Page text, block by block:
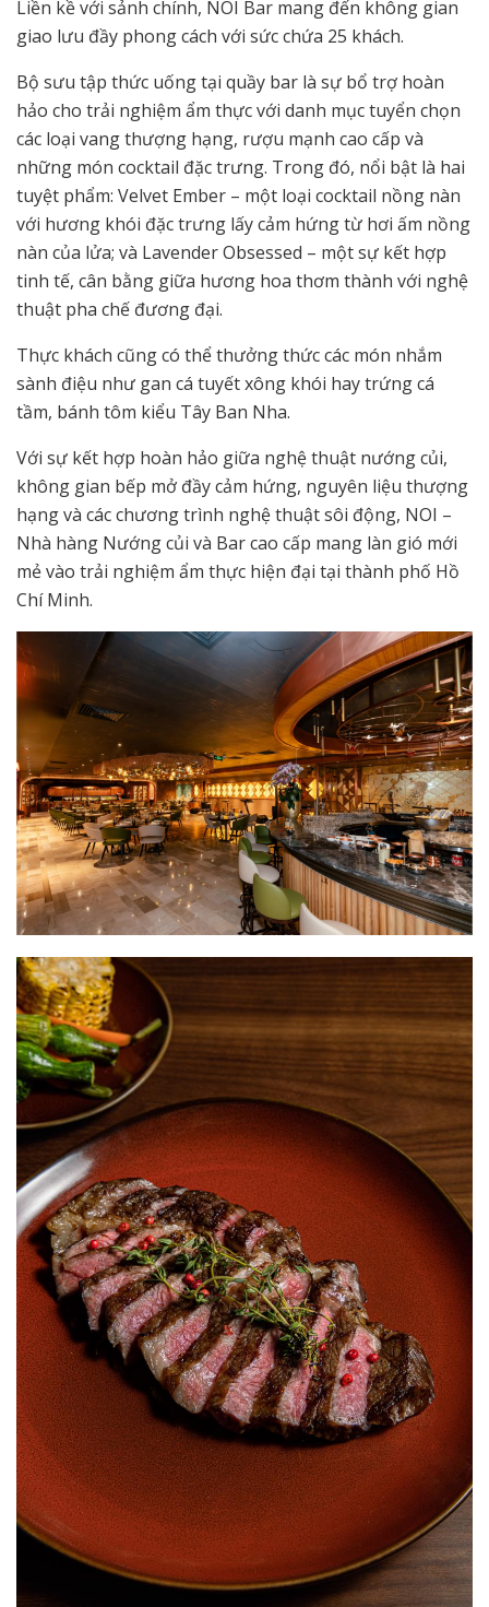
Liền kề với sảnh chính, NOI Bar mang đến không gian
giao lưu đầy phong cách với sức chứa 25 khách.
Bộ sưu tập thức uống tại quầy bar là sự bổ trợ hoàn
hảo cho trải nghiệm ẩm thực với danh mục tuyển chọn
các loại vang thượng hạng, rượu mạnh cao cấp và
những món cocktail đặc trưng. Trong đó, nổi bật là hai
tuyệt phẩm: Velvet Ember – một loại cocktail nồng nàn
với hương khói đặc trưng lấy cảm hứng từ hơi ấm nồng
nàn của lửa; và Lavender Obsessed – một sự kết hợp
tinh tế, cân bằng giữa hương hoa thơm thành với nghệ
thuật pha chế đương đại.
Thực khách cũng có thể thưởng thức các món nhắm
sành điệu như gan cá tuyết xông khói hay trứng cá
tầm, bánh tôm kiểu Tây Ban Nha.
Với sự kết hợp hoàn hảo giữa nghệ thuật nướng củi,
không gian bếp mở đầy cảm hứng, nguyên liệu thượng
hạng và các chương trình nghệ thuật sôi động, NOI –
Nhà hàng Nướng củi và Bar cao cấp mang làn gió mới
mẻ vào trải nghiệm ẩm thực hiện đại tại thành phố Hồ
Chí Minh.